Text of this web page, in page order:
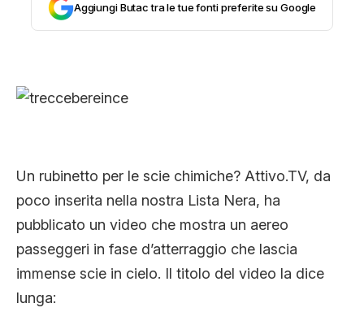
EDITORIALI
TRUFFE E SOCIAL NETWORK
CONTATTI
CHI SIAMO
Aggiungi Butac tra le tue fonti preferite su Google
Un rubinetto per le scie chimiche? Attivo.TV, da
poco inserita nella nostra Lista Nera, ha
pubblicato un video che mostra un aereo
passeggeri in fase d’atterraggio che lascia
immense scie in cielo. Il titolo del video la dice
lunga: